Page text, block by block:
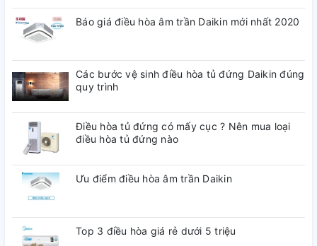
Báo giá điều hòa âm trần Daikin mới nhất 2020
Các bước vệ sinh điều hòa tủ đứng Daikin đúng
quy trình
Điều hòa tủ đứng có mấy cục ? Nên mua loại
điều hòa tủ đứng nào
Ưu điểm điều hòa âm trần Daikin
Top 3 điều hòa giá rẻ dưới 5 triệu